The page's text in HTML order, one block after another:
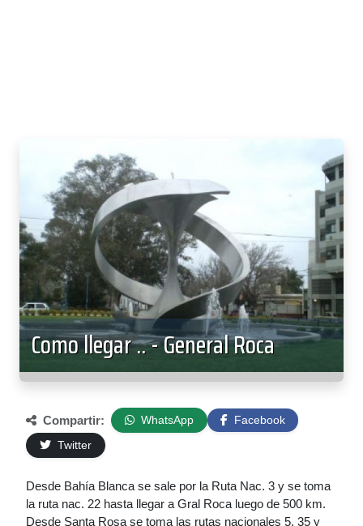
Como llegar .. - General Roca
Compartir: WhatsApp
Facebook
Twitter
Desde Bahía Blanca se sale por la Ruta Nac. 3 y se toma
la ruta nac. 22 hasta llegar a Gral Roca luego de 500 km.
Desde Santa Rosa se toma las rutas nacionales 5, 35 y